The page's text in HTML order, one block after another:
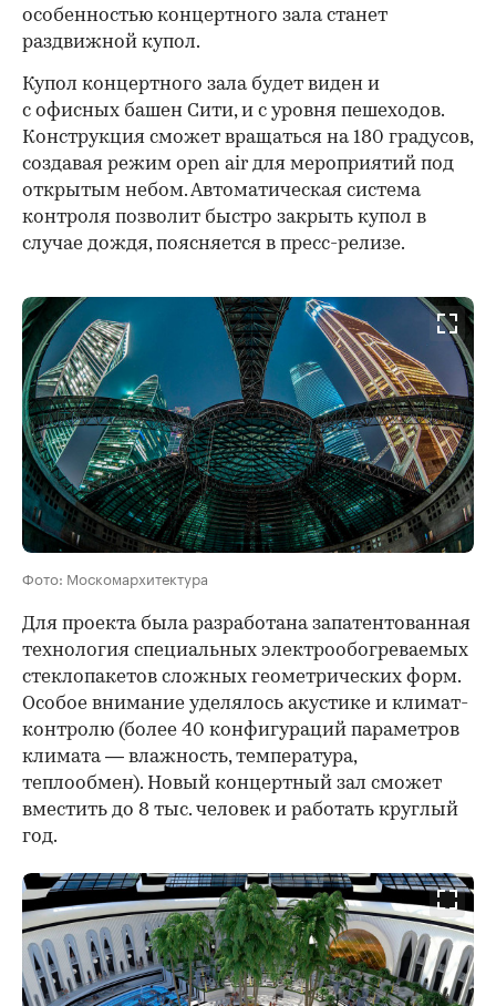
особенностью концертного зала станет
раздвижной купол.
Купол концертного зала будет виден и
с офисных башен Сити, и с уровня пешеходов.
Конструкция сможет вращаться на 180 градусов,
создавая режим open air для мероприятий под
открытым небом. Автоматическая система
контроля позволит быстро закрыть купол в
случае дождя, поясняется в пресс-релизе.
Фото: Москомархитектура
Для проекта была разработана запатентованная
технология специальных электрообогреваемых
стеклопакетов сложных геометрических форм.
Особое внимание уделялось акустике и климат-
контролю (более 40 конфигураций параметров
климата — влажность, температура,
теплообмен). Новый концертный зал сможет
вместить до 8 тыс. человек и работать круглый
год.